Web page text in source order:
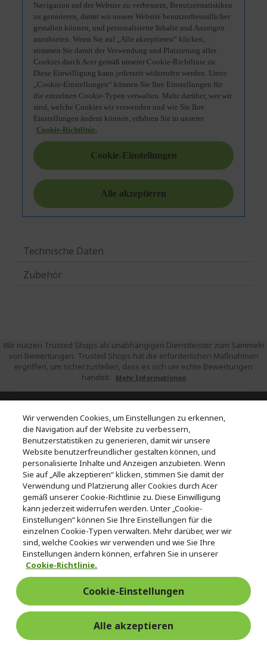
Technische Daten
Zubehör
Wir nutzen Trusted Shops als unabhängigen Dienstleister zum Sammeln
von Bewertungen. Trusted Shops hat die erforderlichen Maßnahmen
ergriffen, um sicherzustellen, dass es sich um echte Bewertungen
handelt.
Mehr Informationen
*1Der genaue Zeitpunkt des Upgrades hängt vom jeweiligen Gerät ab. Die
Verfügbarkeit von Apps und Features kann je nach Region abweichen.
Bestimmte Funktionen erfordern spezielle Hardware (siehe
https://www.microsoft.com/de-de/windows/windows-11-specifications).
ACERh
i
d
d
e
n
HILFE & KONTAKT h
i
d
d
e
n
KONTOh
i
d
d
ACER STORE h
i
e
n
Folgen Sie uns auf Social
Wir verwenden Cookies, um Einstellungen zu erkennen,
die Navigation auf der Website zu verbessern,
Benutzerstatistiken zu generieren, damit wir unsere
Website benutzerfreundlicher gestalten können, und
personalisierte Inhalte und Anzeigen anzubieten. Wenn
Sie auf „Alle akzeptieren“ klicken, stimmen Sie damit der
Verwendung und Platzierung aller Cookies durch Acer
gemäß unserer Cookie-Richtlinie zu. Diese Einwilligung
kann jederzeit widerrufen werden. Unter „Cookie-
Einstellungen“ können Sie Ihre Einstellungen für die
einzelnen Cookie-Typen verwalten. Mehr darüber, wer wir
sind, welche Cookies wir verwenden und wie Sie Ihre
Einstellungen ändern können, erfahren Sie in unserer
Cookie-Richtlinie.
Cookie-Einstellungen
Alle akzeptieren